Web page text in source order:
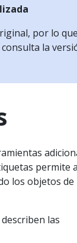
por lo
la
permite a
los objetos de
las